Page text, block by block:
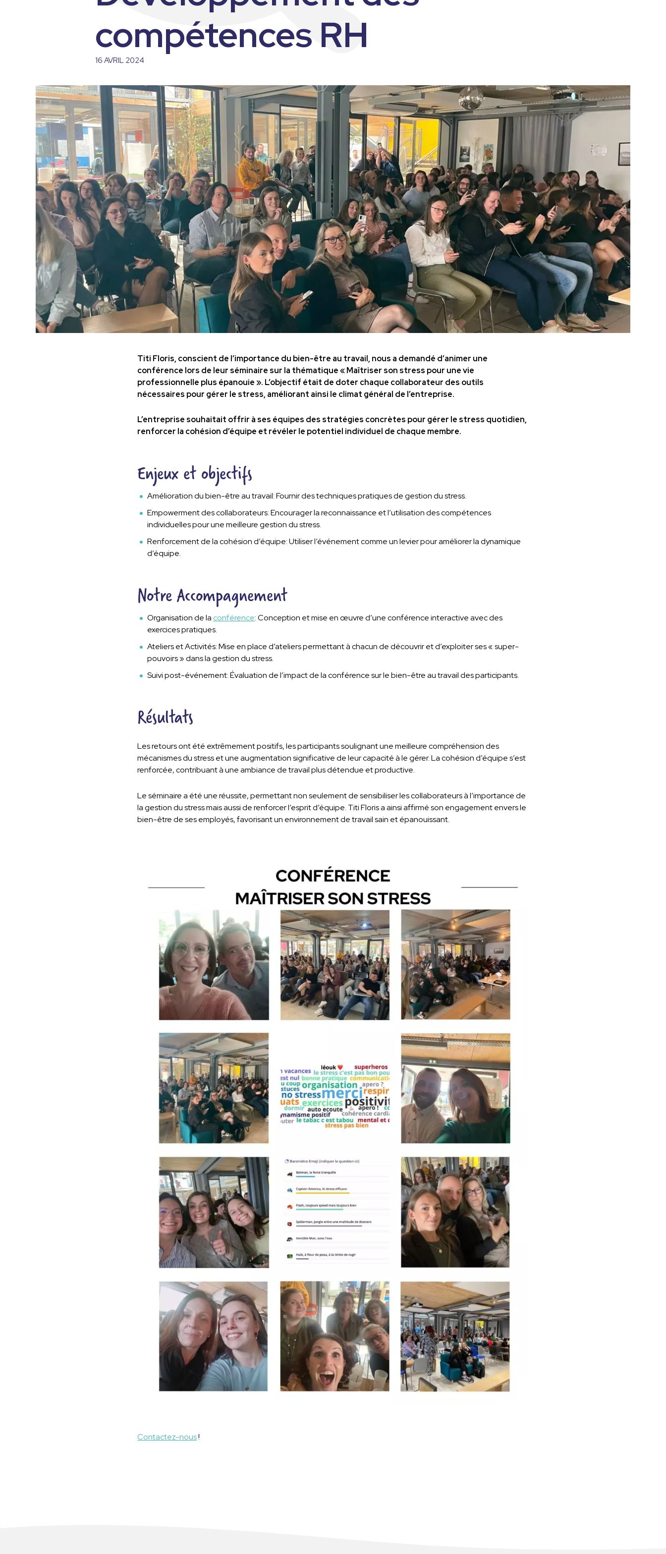
Organiser la semaine de la QVT 2026
compétences RH
16 AVRIL 2024
Titi Floris, conscient de l’importance du bien-être au travail, nous a demandé d’animer une
conférence lors de leur séminaire sur la thématique « Maîtriser son stress pour une vie
professionnelle plus épanouie ». L’objectif était de doter chaque collaborateur des outils
nécessaires pour gérer le stress, améliorant ainsi le climat général de l’entreprise.
L’entreprise souhaitait offrir à ses équipes des stratégies concrètes pour gérer le stress quotidien,
renforcer la cohésion d’équipe et révéler le potentiel individuel de chaque membre.
Enjeux et objectifs
Amélioration du bien-être au travail: Fournir des techniques pratiques de gestion du stress.
Empowerment des collaborateurs: Encourager la reconnaissance et l’utilisation des compétences
individuelles pour une meilleure gestion du stress.
Renforcement de la cohésion d’équipe: Utiliser l’événement comme un levier pour améliorer la dynamique
d’équipe.
Notre Accompagnement
Organisation de la conférence: Conception et mise en œuvre d’une conférence interactive avec des
exercices pratiques.
Ateliers et Activités: Mise en place d’ateliers permettant à chacun de découvrir et d’exploiter ses « super-
pouvoirs » dans la gestion du stress.
Suivi post-événement: Évaluation de l’impact de la conférence sur le bien-être au travail des participants.
Résultats
Les retours ont été extrêmement positifs, les participants soulignant une meilleure compréhension des
mécanismes du stress et une augmentation significative de leur capacité à le gérer. La cohésion d’équipe s’est
renforcée, contribuant à une ambiance de travail plus détendue et productive.
Le séminaire a été une réussite, permettant non seulement de sensibiliser les collaborateurs à l’importance de
la gestion du stress mais aussi de renforcer l’esprit d’équipe. Titi Floris a ainsi affirmé son engagement envers le
bien-être de ses employés, favorisant un environnement de travail sain et épanouissant.
Contactez-nous!